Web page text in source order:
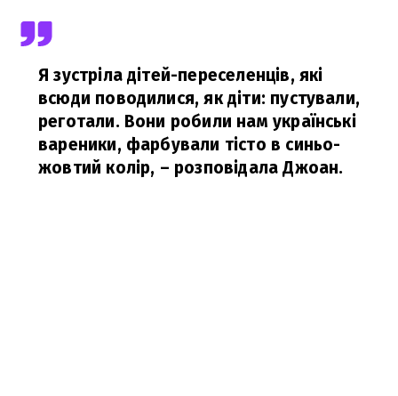
Я зустріла дітей-переселенців, які
всюди поводилися, як діти: пустували,
реготали. Вони робили нам українські
вареники, фарбували тісто в синьо-
жовтий колір, – розповідала Джоан.